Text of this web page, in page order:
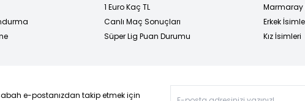
1 Euro Kaç TL
Canlı Maç Sonuçları
Süper Lig Puan Durumu
Marmaray
Erkek
Kız İsimleri
e-postanızdan takip etmek için